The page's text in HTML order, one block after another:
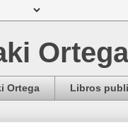
Ortega
Ortega Libros